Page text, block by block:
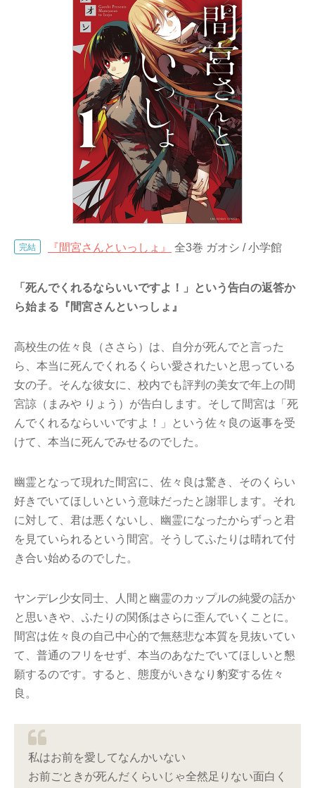
完結 『間宮さんといっしょ』 全3巻 ガオシ / 小学館
「死んでくれるならいいですよ！」という告白の返答か
ら始まる『間宮さんといっしょ』
高校生の佐々良（ささら）は、自分が死んでと言った
ら、本当に死んでくれるくらい愛されたいと思っている
女の子。そんな彼女に、校内でも評判の美女で年上の間
宮諒（まみや りょう）が告白します。そして間宮は「死
んでくれるならいいですよ！」という佐々良の返事を受
けて、本当に死んでみせるのでした。
幽霊となって現れた間宮に、佐々良は驚き、そのくらい
好きでいてほしいという意味だったと謝罪します。それ
に対して、君は悪くないし、幽霊になったからずっと君
を見ていられるという間宮。そうしてふたりは晴れて付
き合い始めるのでした。
ヤンデレ少女同士、人間と幽霊のカップルの純愛の話か
と思いきや、ふたりの関係はさらに歪んでいくことに。
間宮は佐々良の自己中心的で無慈悲な本質を見抜いてい
て、普通のフリをせず、本当のあなたでいてほしいと懇
願するのです。すると、態度がいきなり豹変する佐々
良。
私はお前を愛してなんかいない
お前ごときが死んだくらいじゃ全然足りない面白く